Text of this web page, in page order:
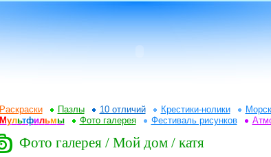
Раскраски Пазлы 10 отличий Крестики-нолики
Мультфильмы Фото галерея Фестиваль рисунков
Фото галерея / Мой дом / катя